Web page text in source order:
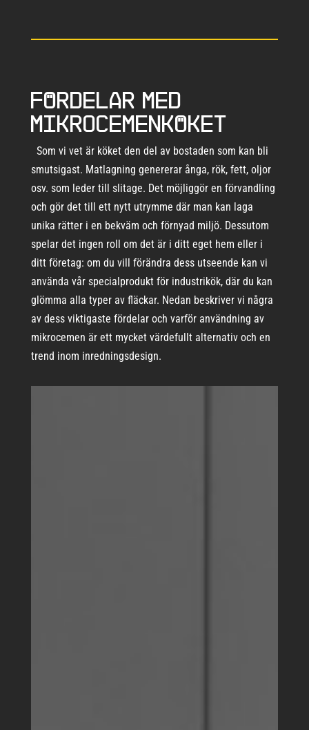
Fördelar med
mikrocemenköket
Som vi vet är köket den del av bostaden som kan bli
smutsigast. Matlagning genererar ånga, rök, fett, oljor
osv. som leder till slitage. Det möjliggör en förvandling
och gör det till ett nytt utrymme där man kan laga
unika rätter i en bekväm och förnyad miljö. Dessutom
spelar det ingen roll om det är i ditt eget hem eller i
ditt företag: om du vill förändra dess utseende kan vi
använda vår specialprodukt för industrikök, där du kan
glömma alla typer av fläckar. Nedan beskriver vi några
av dess viktigaste fördelar och varför användning av
mikrocemen är ett mycket värdefullt alternativ och en
trend inom inredningsdesign.